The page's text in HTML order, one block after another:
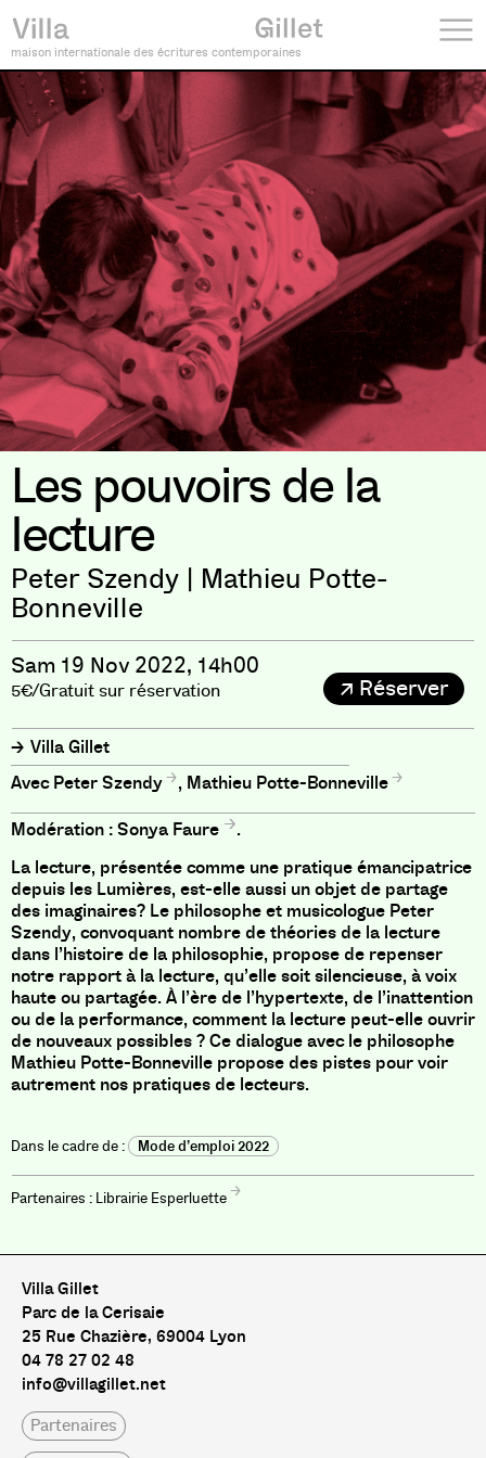
maison internationale des écritures contemporaines
Les pouvoirs de la
lecture
Peter Szendy | Mathieu Potte-
Bonneville
Sam 19 Nov 2022, 14h00
5€/Gratuit sur réservation Réserver
Villa Gillet
Peter Szendy
, Mathieu Potte-Bonneville
Modération :Sonya Faure
.
La lecture, présentée comme une pratique émancipatrice
depuis les Lumières, est-elle aussi un objet de partage
des imaginaires? Le philosophe et musicologue Peter
Szendy, convoquant nombre de théories de la lecture
dans l’histoire de la philosophie, propose de repenser
notre rapport à la lecture, qu’elle soit silencieuse, à voix
haute ou partagée. À l’ère de l’hypertexte, de l’inattention
ou de la performance, comment la lecture peut-elle ouvrir
de nouveaux possibles ? Ce dialogue avec le philosophe
Mathieu Potte-Bonneville propose des pistes pour voir
autrement nos pratiques de lecteurs.
Mode d’emploi 2022
Librairie Esperluette
Villa Gillet
Parc de la Cerisaie
25 Rue Chazière, 69004 Lyon
04 78 27 02 48
info@villagillet.net
Partenaires